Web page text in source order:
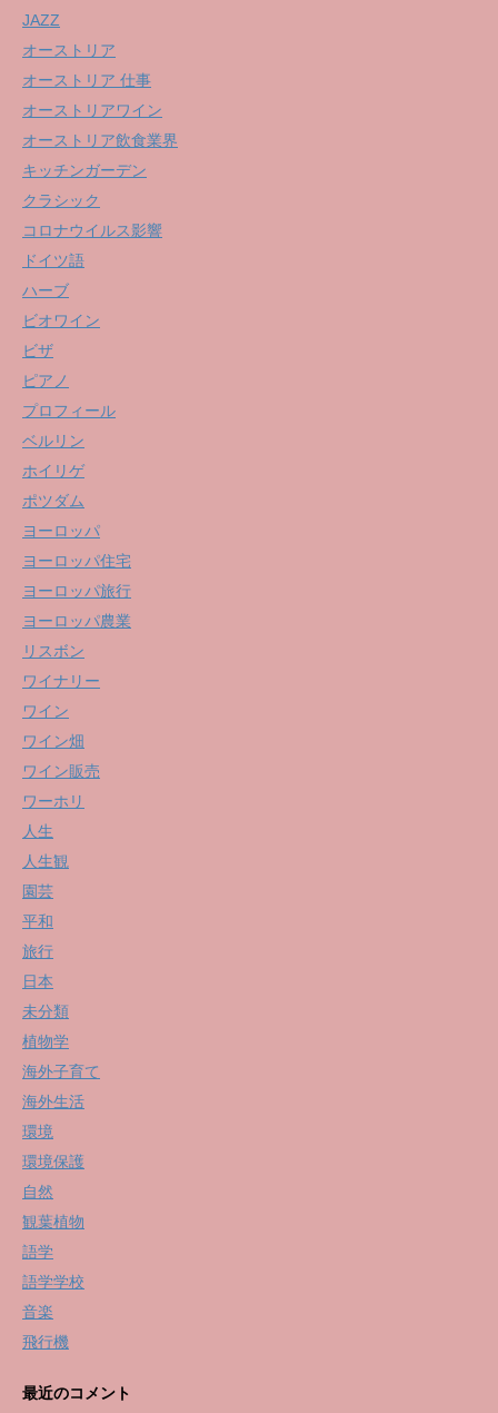
JAZZ
オーストリア
オーストリア 仕事
オーストリアワイン
オーストリア飲食業界
キッチンガーデン
クラシック
コロナウイルス影響
ドイツ語
ハーブ
ビオワイン
ビザ
ピアノ
プロフィール
ベルリン
ホイリゲ
ポツダム
ヨーロッパ
ヨーロッパ住宅
ヨーロッパ旅行
ヨーロッパ農業
リスボン
ワイナリー
ワイン
ワイン畑
ワイン販売
ワーホリ
人生
人生観
園芸
平和
旅行
日本
未分類
植物学
海外子育て
海外生活
環境
環境保護
自然
観葉植物
語学
語学学校
音楽
飛行機
最近のコメント